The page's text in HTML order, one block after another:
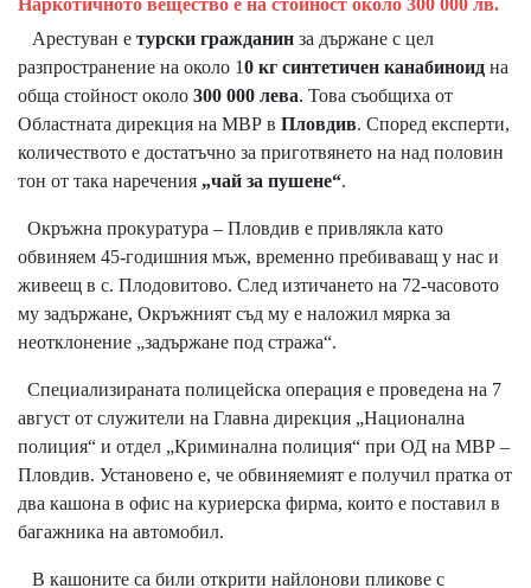
Наркотичното вещество е на стойност около 300 000 лв.
Арестуван е турски гражданин за държане с цел
разпространение на около 10 кг синтетичен канабиноид на
обща стойност около 300 000 лева. Това съобщиха от
Областната дирекция на МВР в Пловдив. Според експерти,
количеството е достатъчно за приготвянето на над половин
тон от така наречения „чай за пушене“.
Окръжна прокуратура – Пловдив е привлякла като
обвиняем 45-годишния мъж, временно пребиваващ у нас и
живеещ в с. Плодовитово. След изтичането на 72-часовото
му задържане, Окръжният съд му е наложил мярка за
неотклонение „задържане под стража“.
Специализираната полицейска операция е проведена на 7
август от служители на Главна дирекция „Национална
полиция“ и отдел „Криминална полиция“ при ОД на МВР –
Пловдив. Установено е, че обвиняемият е получил пратка от
два кашона в офис на куриерска фирма, които е поставил в
багажника на автомобил.
В кашоните са били открити найлонови пликове с